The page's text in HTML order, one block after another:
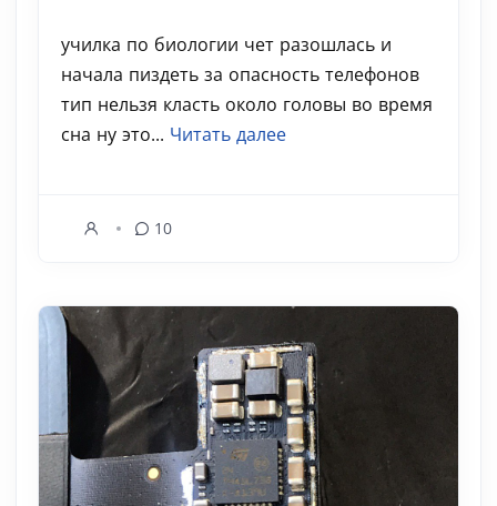
училка по биологии чет разошлась и
начала пиздеть за опасность телефонов
тип нельзя класть около головы во время
сна ну это... Читать далее
10